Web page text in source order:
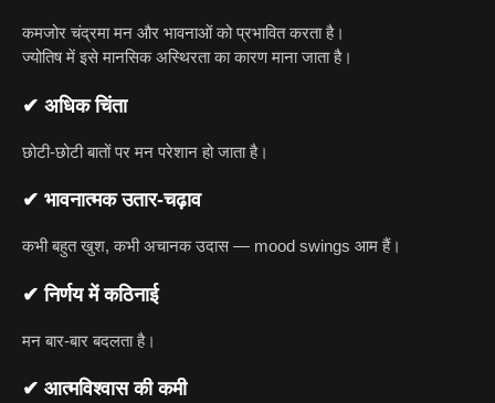
कमजोर चंद्रमा मन और भावनाओं को प्रभावित करता है।
ज्योतिष में इसे मानसिक अस्थिरता का कारण माना जाता है।
✔ अधिक चिंता
छोटी-छोटी बातों पर मन परेशान हो जाता है।
✔ भावनात्मक उतार-चढ़ाव
कभी बहुत खुश, कभी अचानक उदास — mood swings आम हैं।
✔ निर्णय में कठिनाई
मन बार-बार बदलता है।
✔ आत्मविश्वास की कमी